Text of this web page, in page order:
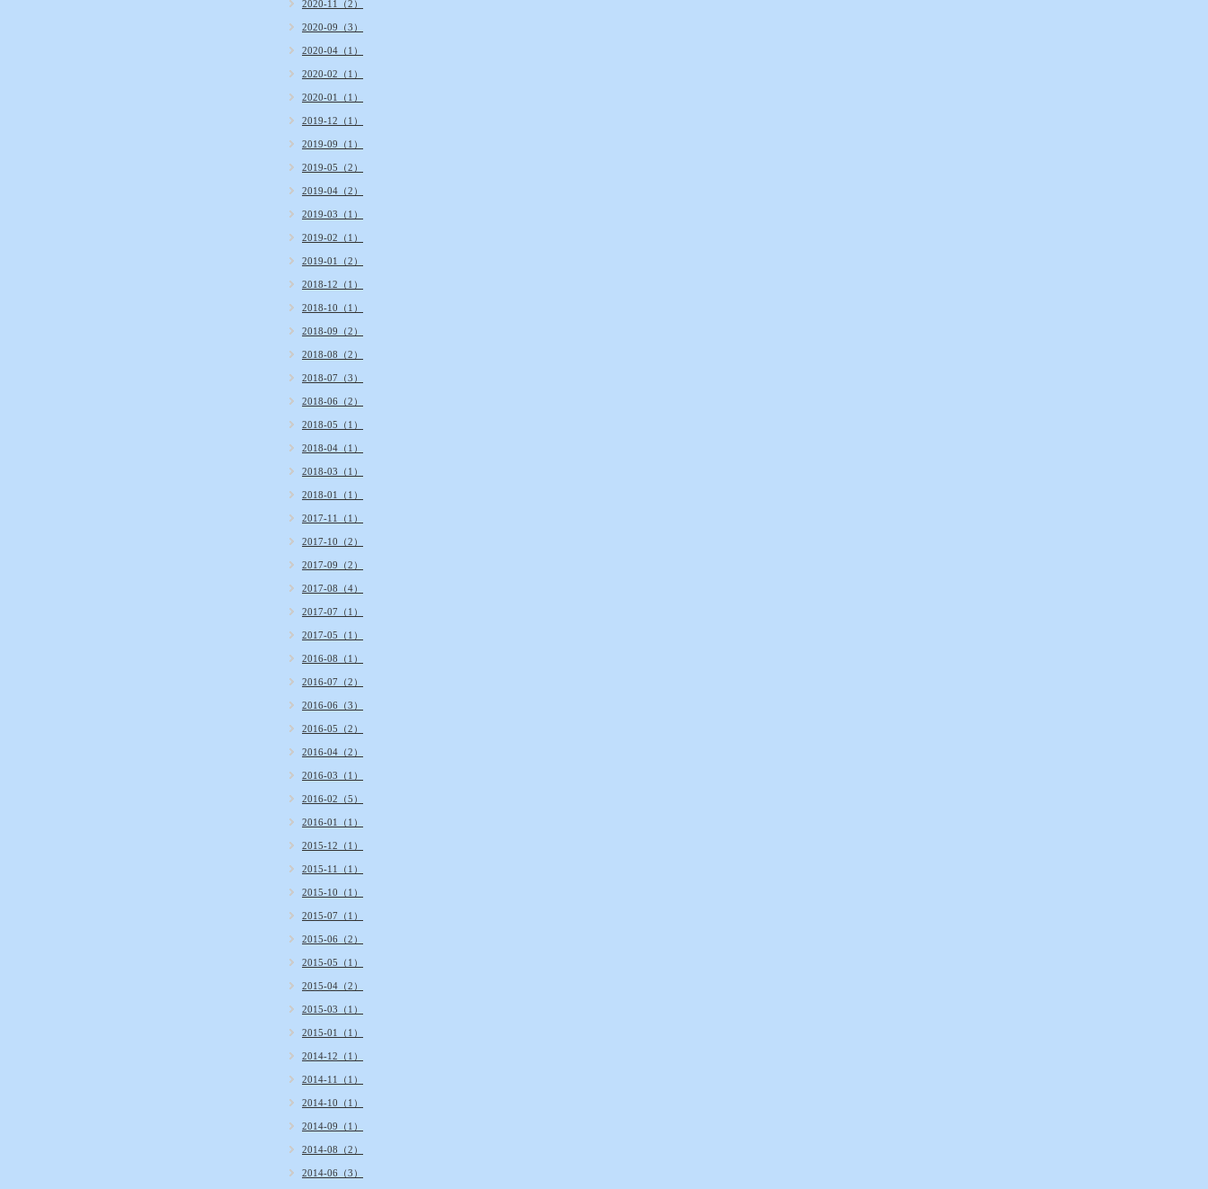
2020-11（2）
2020-09（3）
2020-04（1）
2020-02（1）
2020-01（1）
2019-12（1）
2019-09（1）
2019-05（2）
2019-04（2）
2019-03（1）
2019-02（1）
2019-01（2）
2018-12（1）
2018-10（1）
2018-09（2）
2018-08（2）
2018-07（3）
2018-06（2）
2018-05（1）
2018-04（1）
2018-03（1）
2018-01（1）
2017-11（1）
2017-10（2）
2017-09（2）
2017-08（4）
2017-07（1）
2017-05（1）
2016-08（1）
2016-07（2）
2016-06（3）
2016-05（2）
2016-04（2）
2016-03（1）
2016-02（5）
2016-01（1）
2015-12（1）
2015-11（1）
2015-10（1）
2015-07（1）
2015-06（2）
2015-05（1）
2015-04（2）
2015-03（1）
2015-01（1）
2014-12（1）
2014-11（1）
2014-10（1）
2014-09（1）
2014-08（2）
2014-06（3）